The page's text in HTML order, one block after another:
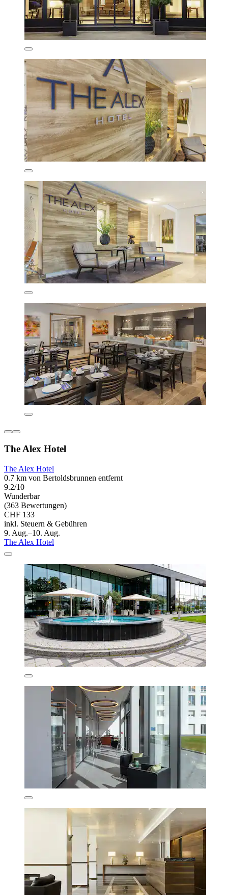
The Alex Hotel
The Alex Hotel
0.7 km von Bertoldsbrunnen entfernt
9.2/10
Wunderbar
(363 Bewertungen)
CHF 133
inkl. Steuern & Gebühren
9. Aug.–10. Aug.
The Alex Hotel